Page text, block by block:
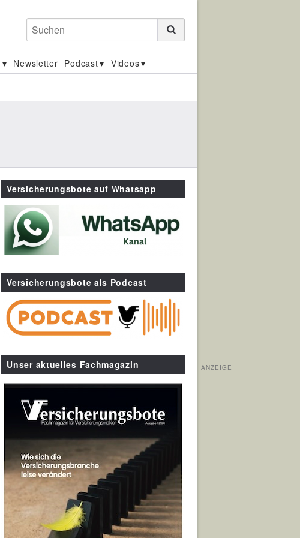
Suchen
Newsletter Podcast Videos
Versicherungsbote auf Whatsapp
Versicherungsbote als Podcast
Unser aktuelles Fachmagazin ANZEIGE